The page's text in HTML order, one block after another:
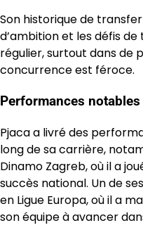
Son historique de
d’ambition et les défis
régulier, surtout dans de
concurrence est féroce.
Performances
Pjaca a livré des
long de sa carrière,
Dinamo Zagreb, où il a
succès national. Un de
en Ligue Europa, où il a
son équipe à avancer